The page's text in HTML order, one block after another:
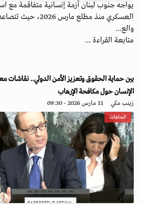
يواجه جنوب لبنان أزمة إنسانية متفاقمة مع
العسكري منذ مطلع مارس
والع...
متابعة القراءة ...
بين حماية الحقوق وتعزيز الأمن الدولي..
الإنسان حول مكافحة الإرهاب
زينب مكي 11 مارس 2026 - 09:30
اتجاهات